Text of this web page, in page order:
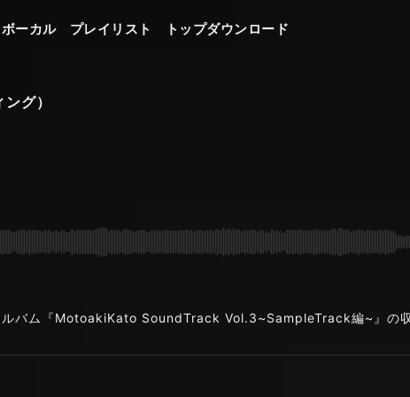
ボーカル プレイリスト トップダウンロード
グ）
バム『MotoakiKato SoundTrack Vol.3~SampleTrack編~』の